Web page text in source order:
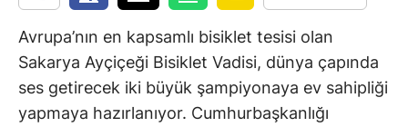
Avrupa’nın en kapsamlı bisiklet tesisi olan
Sakarya Ayçiçeği Bisiklet Vadisi, dünya çapında
ses getirecek iki büyük şampiyonaya ev sahipliği
yapmaya hazırlanıyor. Cumhurbaşkanlığı